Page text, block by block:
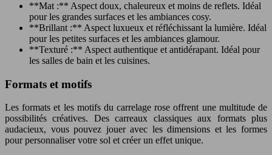
**Mat :** Aspect doux, chaleureux et moins de reflets. Idéal
pour les grandes surfaces et les ambiances cosy.
**Brillant :** Aspect luxueux et réfléchissant la lumière. Idéal
pour les petites surfaces et les ambiances glamour.
**Texturé :** Aspect authentique et antidérapant. Idéal pour
les salles de bain et les cuisines.
Formats et motifs
Les formats et les motifs du carrelage rose offrent une multitude de
possibilités créatives. Des carreaux classiques aux formats plus
audacieux, vous pouvez jouer avec les dimensions et les formes
pour personnaliser votre sol et créer un effet unique.